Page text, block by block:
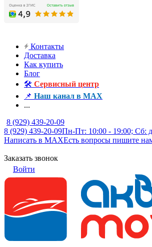
Контакты
Доставка
Как купить
Блог
🛠️ Сервисный центр
📌 Наш канал в MAX
...
8 (929) 439-20-09
8 (929) 439-20-09Пн-Пт: 10:00 - 19:00; Сб:
Написать в MAXЕсть вопросы пишите
Заказать звонок
Войти